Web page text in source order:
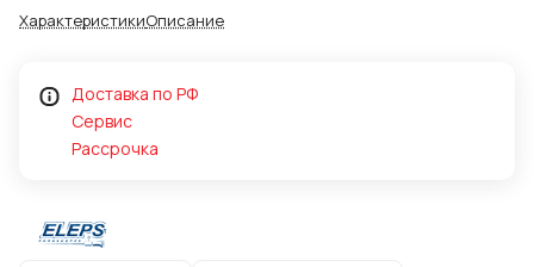
ХарактеристикиОписание
Доставка по РФ
Сервис
Рассрочка